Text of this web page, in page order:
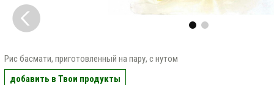
Рис басмати, приготовленный на пару, с нутом
добавить в Твои продукты